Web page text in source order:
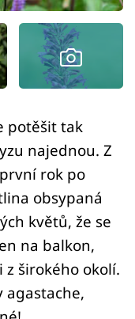
potěšit tak
najednou. Z
rok po
obsypaná
květů, že se
na balkon,
širokého okolí.
agastache,